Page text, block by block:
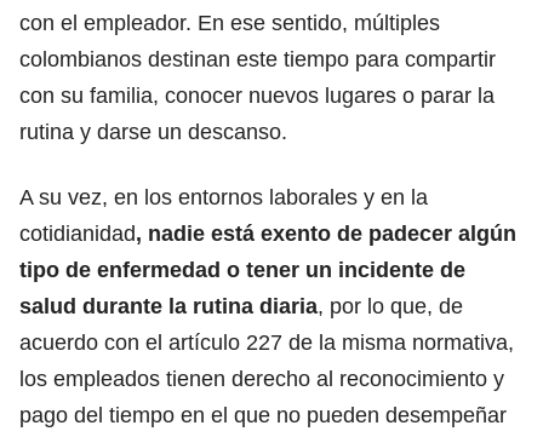
con el empleador. En ese sentido, múltiples
colombianos destinan este tiempo para compartir
con su familia, conocer nuevos lugares o parar la
rutina y darse un descanso.
A su vez, en los entornos laborales y en la
cotidianidad, nadie está exento de padecer algún
tipo de enfermedad o tener un incidente de
salud durante la rutina diaria, por lo que, de
acuerdo con el artículo 227 de la misma normativa,
los empleados tienen derecho al reconocimiento y
pago del tiempo en el que no pueden desempeñar